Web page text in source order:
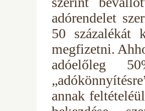
adórendelet
50 százalékát
megfizetni.
adóelőleg
annak